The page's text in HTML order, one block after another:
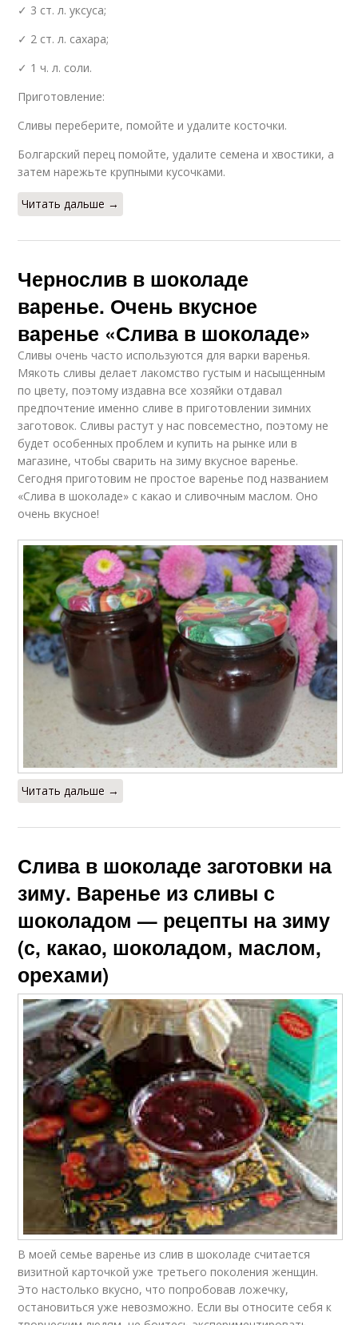
✓ 3 ст. л. уксуса;
✓ 2 ст. л. сахара;
✓ 1 ч. л. соли.
Приготовление:
Сливы переберите, помойте и удалите косточки.
Болгарский перец помойте, удалите семена и хвостики, а
затем нарежьте крупными кусочками.
Читать дальше →
Чернослив в шоколаде
варенье. Очень вкусное
варенье «Слива в шоколаде»
Сливы очень часто используются для варки варенья.
Мякоть сливы делает лакомство густым и насыщенным
по цвету, поэтому издавна все хозяйки отдавал
предпочтение именно сливе в приготовлении зимних
заготовок. Сливы растут у нас повсеместно, поэтому не
будет особенных проблем и купить на рынке или в
магазине, чтобы сварить на зиму вкусное варенье.
Сегодня приготовим не простое варенье под названием
«Слива в шоколаде» с какао и сливочным маслом. Оно
очень вкусное!
Читать дальше →
Слива в шоколаде заготовки на
зиму. Варенье из сливы с
шоколадом — рецепты на зиму
(с, какао, шоколадом, маслом,
орехами)
В моей семье варенье из слив в шоколаде считается
визитной карточкой уже третьего поколения женщин.
Это настолько вкусно, что попробовав ложечку,
остановиться уже невозможно. Если вы относите себя к